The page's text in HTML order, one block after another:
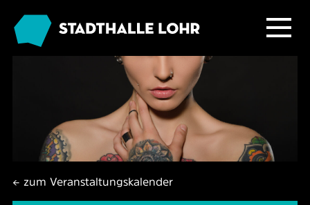
Ballett & Tanz
Familie
Neuigkeiten
Tickets
Das Haus
Großer Saal
Kafé Klinker
← zum Veranstaltungskalender